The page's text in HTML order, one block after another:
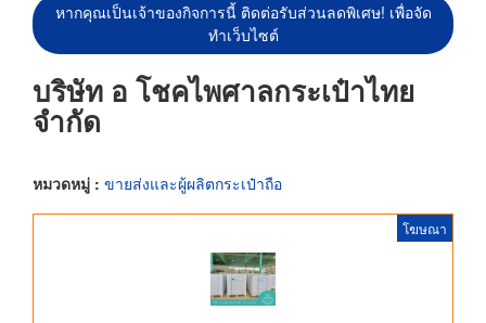
หากคุณเป็นเจ้าของกิจการนี้ ติดต่อรับส่วนลดพิเศษ! เพื่อจัด
ทำเว็บไซต์
บริษัท อ โชคไพศาลกระเป๋าไทย
จำกัด
หมวดหมู่ : ขายส่งและผู้ผลิตกระเป๋าถือ
โฆษณา